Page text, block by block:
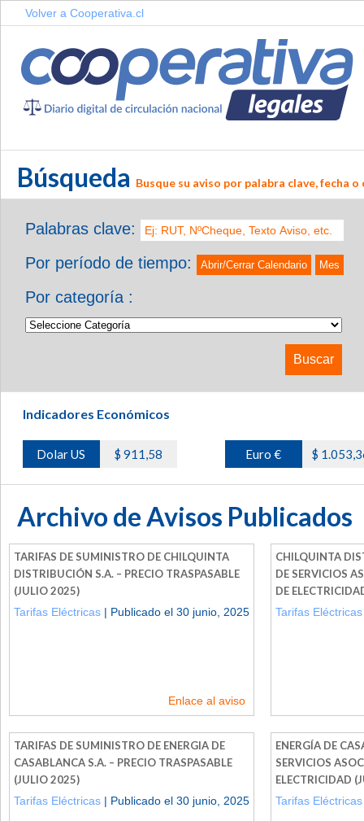
Volver a Cooperativa.cl
Búsqueda Busque su aviso por palabra clave, fecha
Palabras clave:
Por período de tiempo:
Abrir/Cerrar Calendario Mes
Por categoría :
Indicadores Económicos
Dolar US $ 911,58 Euro € $
Archivo de Avisos Publicados
TARIFAS DE SUMINISTRO DE CHILQUINTA
DISTRIBUCIÓN S.A. – PRECIO TRASPASABLE
(JULIO 2025)
Tarifas Eléctricas | Publicado el 30 junio, 2025
Enlace al aviso
CHILQUINTA
DE SERVICIOS
DE
Tarifas Eléctricas
TARIFAS DE SUMINISTRO DE ENERGIA DE
CASABLANCA S.A. – PRECIO TRASPASABLE
(JULIO 2025)
Tarifas Eléctricas | Publicado el 30 junio, 2025
ENERGÍA DE
SERVICIOS
ELECTRICIDAD
Tarifas Eléctricas